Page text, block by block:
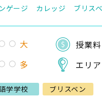
ゲージ カレッジ ブリス
大 授業料
多 エリア
学学校 ブリスベン